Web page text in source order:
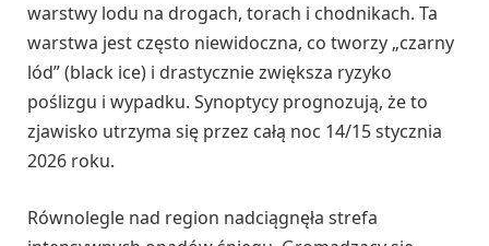
warstwy lodu na drogach, torach i chodnikach. Ta
warstwa jest często niewidoczna, co tworzy „czarny
lód” (black ice) i drastycznie zwiększa ryzyko
poślizgu i wypadku. Synoptycy prognozują, że to
zjawisko utrzyma się przez całą noc 14/15 stycznia
2026 roku.
Równolegle nad region nadciągnęła strefa